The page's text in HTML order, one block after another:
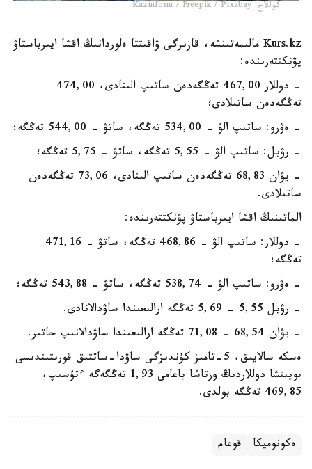
كوللاج: Kazinform / Freepik / Pixabay
Kurs.kz مالىمەتىنشە، قازىرگى ۋاقىتتا ەلوردانىڭ اقشا ايىرباستاۋ
پۋنكتتەرىندە:
- دوللار 467,00 تەڭگەدەن ساتىپ الىنادى، 474,00
تەڭگەدەن ساتىلادى؛
- ەۋرو: ساتىپ الۋ - 534,00 تەڭگە، ساتۋ - 544,00 تەڭگە؛
- رۋبل: ساتىپ الۋ - 5,55 تەڭگە، ساتۋ - 5,75 تەڭگە؛
- يۋان 68,83 تەڭگەدەن ساتىپ الىنادى، 73,06 تەڭگەدەن
ساتىلادى.
الماتىنىڭ اقشا ايىرباستاۋ پۋنكتتەرىندە:
- دوللار: ساتىپ الۋ - 468,86 تەڭگە، ساتۋ - 471,16
تەڭگە؛
- ەۋرو: ساتىپ الۋ - 538,74 تەڭگە، ساتۋ - 543,88 تەڭگە؛
- رۋبل 5,55 - 5,69 تەڭگە ارالىعىندا ساۋدالانادى.
- يۋان 68,54 - 71,08 تەڭگە ارالىعىندا ساۋدالانىپ جاتىر.
ەسكە سالايىق، 5-تامىز كۇندىزگى ساۋدا-ساتتىق قورىتىندىسى
بويىنشا دوللاردىڭ ورتاشا باعامى 1,93 تەڭگەگە ءتۇسىپ،
469,85 تەڭگە بولدى.
ەكونوميكا قوعام